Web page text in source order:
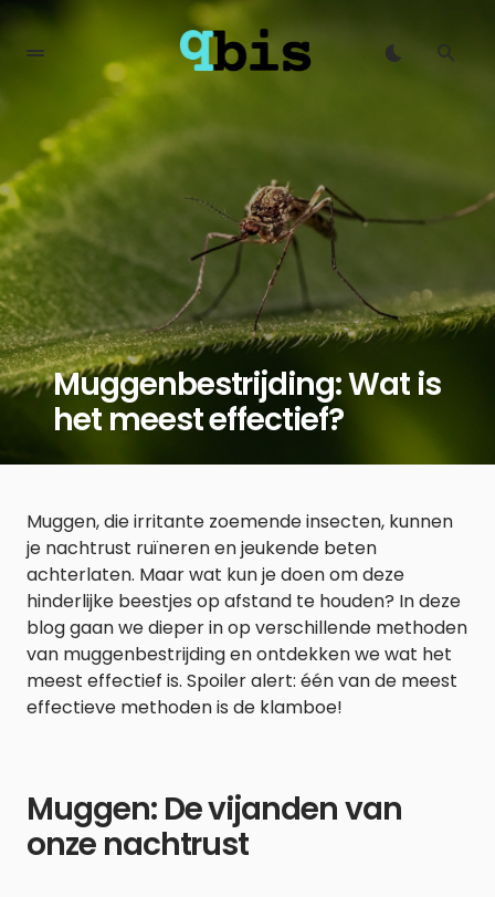
Muggenbestrijding: Wat is
het meest effectief?
Muggen, die irritante zoemende insecten, kunnen
je nachtrust ruïneren en jeukende beten
achterlaten. Maar wat kun je doen om deze
hinderlijke beestjes op afstand te houden? In deze
blog gaan we dieper in op verschillende methoden
van muggenbestrijding en ontdekken we wat het
meest effectief is. Spoiler alert: één van de meest
effectieve methoden is de klamboe!
Muggen: De vijanden van
onze nachtrust